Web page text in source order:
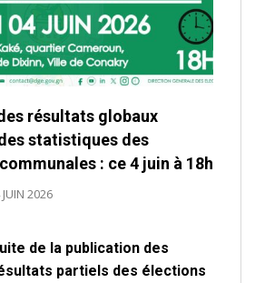
résultats globaux
statistiques des
: ce 4 juin à 18h
2026
de la publication des
partiels des élections